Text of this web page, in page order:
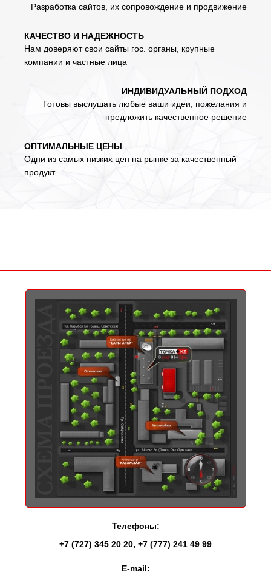
Разработка сайтов, их сопровождение и продвижение
КАЧЕСТВО И НАДЕЖНОСТЬ
Нам доверяют свои сайты гос. органы, крупные
компании и частные лица
ИНДИВИДУАЛЬНЫЙ ПОДХОД
Готовы выслушать любые ваши идеи, пожелания и
предложить качественное решение
ОПТИМАЛЬНЫЕ ЦЕНЫ
Одни из самых низких цен на рынке за качественный
продукт
Телефоны:
+7 (727) 345 20 20, +7 (777) 241 49 99
E-mail: